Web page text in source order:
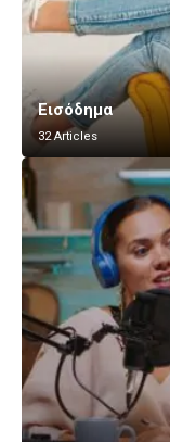
Εισόδημα
32 Articles